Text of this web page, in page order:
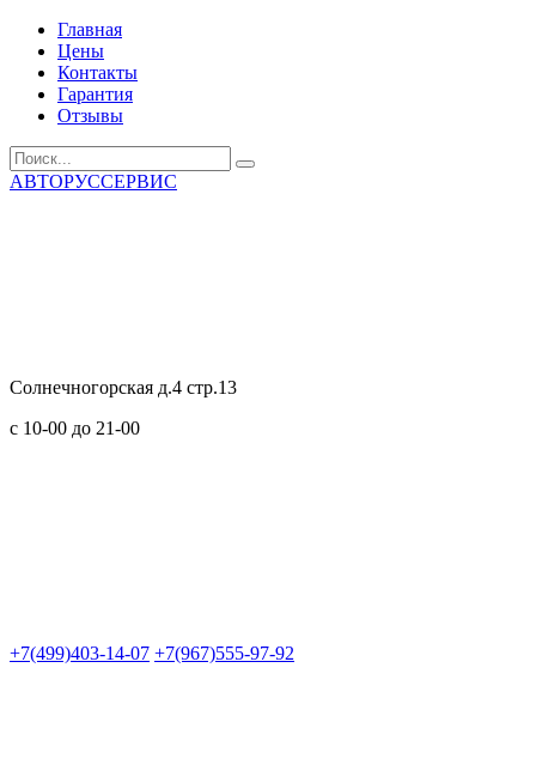
Главная
Цены
Контакты
Гарантия
Отзывы
АВТОРУССЕРВИС
Солнечногорская д.4 стр.13
с 10-00 до 21-00
+7(499)403-14-07 +7(967)555-97-92